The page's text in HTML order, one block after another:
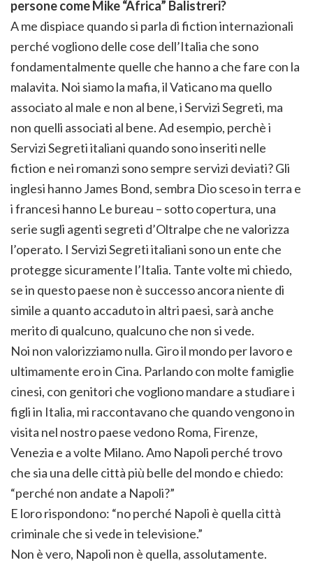
persone come Mike “Africa” Balistreri?
A me dispiace quando si parla di fiction internazionali
perché vogliono delle cose dell’Italia che sono
fondamentalmente quelle che hanno a che fare con la
malavita. Noi siamo la mafia, il Vaticano ma quello
associato al male e non al bene, i Servizi Segreti, ma
non quelli associati al bene. Ad esempio, perchè i
Servizi Segreti italiani quando sono inseriti nelle
fiction e nei romanzi sono sempre servizi deviati? Gli
inglesi hanno James Bond, sembra Dio sceso in terra e
i francesi hanno Le bureau – sotto copertura, una
serie sugli agenti segreti d’Oltralpe che ne valorizza
l’operato. I Servizi Segreti italiani sono un ente che
protegge sicuramente l’Italia. Tante volte mi chiedo,
se in questo paese non è successo ancora niente di
simile a quanto accaduto in altri paesi, sarà anche
merito di qualcuno, qualcuno che non si vede.
Noi non valorizziamo nulla. Giro il mondo per lavoro e
ultimamente ero in Cina. Parlando con molte famiglie
cinesi, con genitori che vogliono mandare a studiare i
figli in Italia, mi raccontavano che quando vengono in
visita nel nostro paese vedono Roma, Firenze,
Venezia e a volte Milano. Amo Napoli perché trovo
che sia una delle città più belle del mondo e chiedo:
“perché non andate a Napoli?”
E loro rispondono: “no perché Napoli è quella città
criminale che si vede in televisione.”
Non è vero, Napoli non è quella, assolutamente.